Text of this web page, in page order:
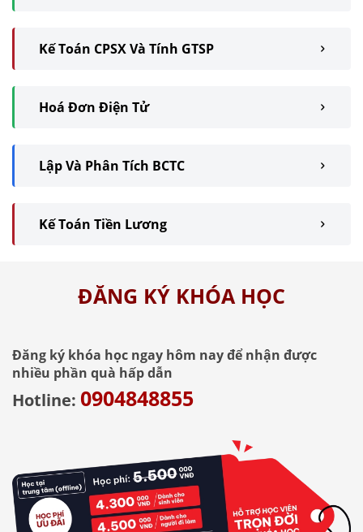
Kế Toán CPSX Và Tính GTSP
Hoá Đơn Điện Tử
Lập Và Phân Tích BCTC
Kế Toán Tiền Lương
ĐĂNG KÝ KHÓA HỌC
Đăng ký khóa học ngay hôm nay để nhận được
nhiều phần quà hấp dẫn
Hotline: 0904848855